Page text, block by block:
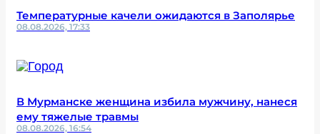
Температурные качели ожидаются в Заполярье
08.08.2026, 17:33
В Мурманске женщина избила мужчину, нанеся
ему тяжелые травмы
08.08.2026, 16:54